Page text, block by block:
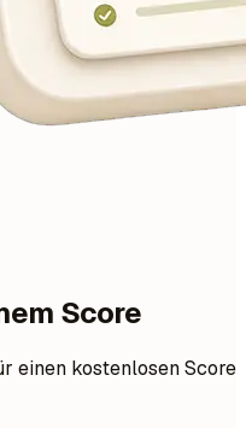
Score
einen kostenlosen Score